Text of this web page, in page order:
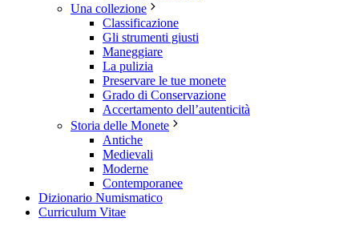
Una collezione
Classificazione
Gli strumenti giusti
Maneggiare
La pulizia
Preservare le tue monete
Grado di Conservazione
Accertamento dell’autenticità
Storia delle Monete
Antiche
Medievali
Moderne
Contemporanee
Dizionario Numismatico
Curriculum Vitae